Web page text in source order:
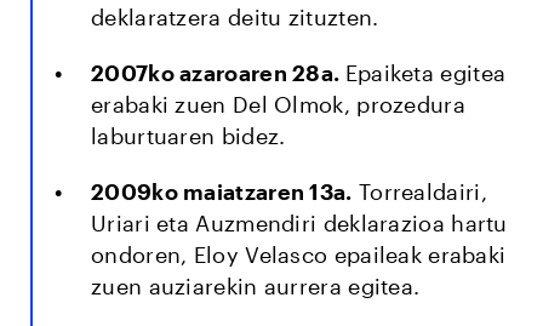
deklaratzera deitu zituzten.
2007ko azaroaren 28a. Epaiketa egitea
erabaki zuen Del Olmok, prozedura
laburtuaren bidez.
2009ko maiatzaren 13a. Torrealdairi,
Uriari eta Auzmendiri deklarazioa hartu
ondoren, Eloy Velasco epaileak erabaki
zuen auziarekin aurrera egitea.